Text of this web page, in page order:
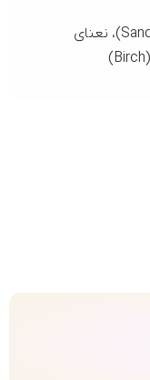
کهربا (Amber)، چوب صندل (Sandalwood)، نعنای